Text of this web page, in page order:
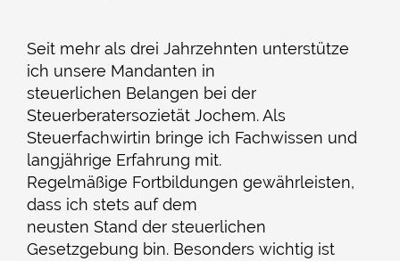
Seit mehr als drei Jahrzehnten unterstütze
ich unsere Mandanten in
steuerlichen Belangen bei der
Steuerberatersozietät Jochem. Als
Steuerfachwirtin bringe ich Fachwissen und
langjährige Erfahrung mit.
Regelmäßige Fortbildungen gewährleisten,
dass ich stets auf dem
neusten Stand der steuerlichen
Gesetzgebung bin. Besonders wichtig ist